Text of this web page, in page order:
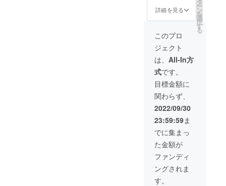
了承く
ださ
状況、
材の供
給状
況、製
造工程
上の都
合等に
より出
荷時期
る場合
があり
ます。
した場
価格が
販売予
定価格
より下
がる可
能性も
ござい
ます。
※デザイ
ン・仕
様は変
更にな
る可能
性もご
ざいま
す。ご
了承く
ださ
料用タ
ンク
（ホワ
イト
フィラ
メント1
ロール
入り）
・ピン
セット
・電源
アダプ
タ ・取
扱説明
書 ※皆
様のご
支援に
より量
産効率
が向上
した場
詳細を見る ー
ン
を
選
択
す
る
このプロ
ジェクト
は、 All-In方
式です。
目標金額に
関わらず、
2022/09/30
23:59:59ま
でに集まっ
た金額が
ファンディ
ングされま
す。